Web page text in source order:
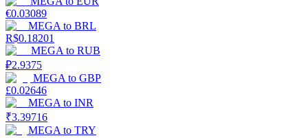
€0.03089
MEGA to BRL
R$0.18201
MEGA to RUB
₽2.9375
MEGA to GBP
£0.02646
MEGA to INR
₹3.39716
MEGA to TRY